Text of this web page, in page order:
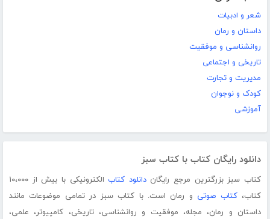
شعر و ادبیات
داستان و رمان
روانشناسی و موفقیت
تاریخی و اجتماعی
مدیریت و تجارت
کودک و نوجوان
آموزشی
دانلود رایگان کتاب با کتاب سبز
کتاب سبز بزرگترین مرجع رایگاندانلود کتاب
الکترونیکی با بیش از ۱۰،۰۰۰
کتاب،کتاب صوتی و رمان است. با کتاب سبز در تمامی موضوعات مانند
داستان و رمان، مجله، موفقیت و روانشناسی، تاریخی، کامپیوتر، علمی،